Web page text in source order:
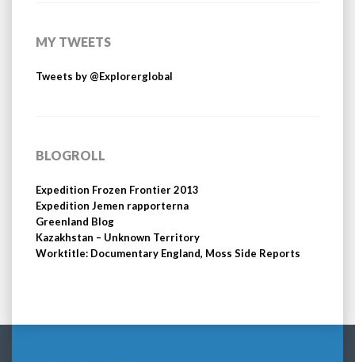
MY TWEETS
Tweets by @Explorerglobal
BLOGROLL
Expedition Frozen Frontier 2013
Expedition Jemen rapporterna
Greenland Blog
Kazakhstan – Unknown Territory
Worktitle: Documentary England, Moss Side Reports